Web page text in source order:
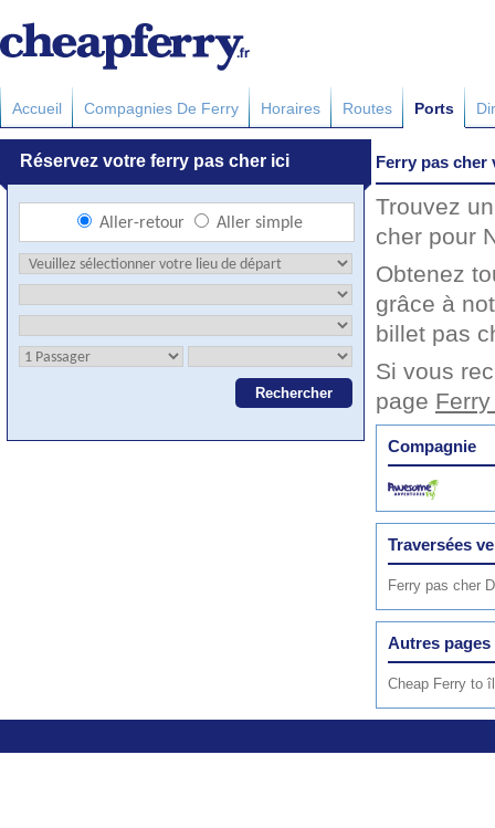
Accueil Compagnies De Ferry Horaires Routes Ports
Ferry pas cher
Trouvez
cher pour
Obtenez
grâce à
billet pas
Si vous
page
Compagnie
Traversées
Ferry pas cher
Autres pages
Cheap Ferry to